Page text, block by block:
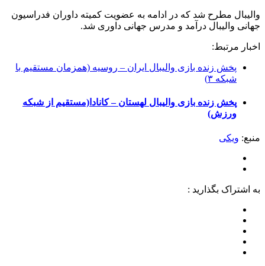
والیبال مطرح شد که در ادامه به عضویت کمیته داوران فدراسیون
جهانی والیبال درآمد و مدرس جهانی داوری شد.
اخبار مرتبط:
پخش زنده بازی والیبال ایران – روسیه (همزمان مستقیم با
شبکه ۳)
پخش زنده بازی والیبال لهستان – کانادا(مستقیم از شبکه
ورزش)
منبع: ویکی
به اشتراک بگذارید :